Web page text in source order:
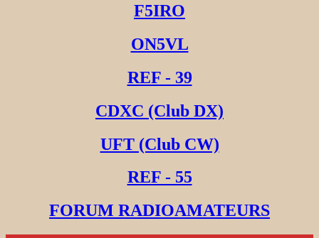
F5IRO
ON5VL
REF - 39
CDXC (Club DX)
UFT (Club CW)
REF - 55
FORUM RADIOAMATEURS